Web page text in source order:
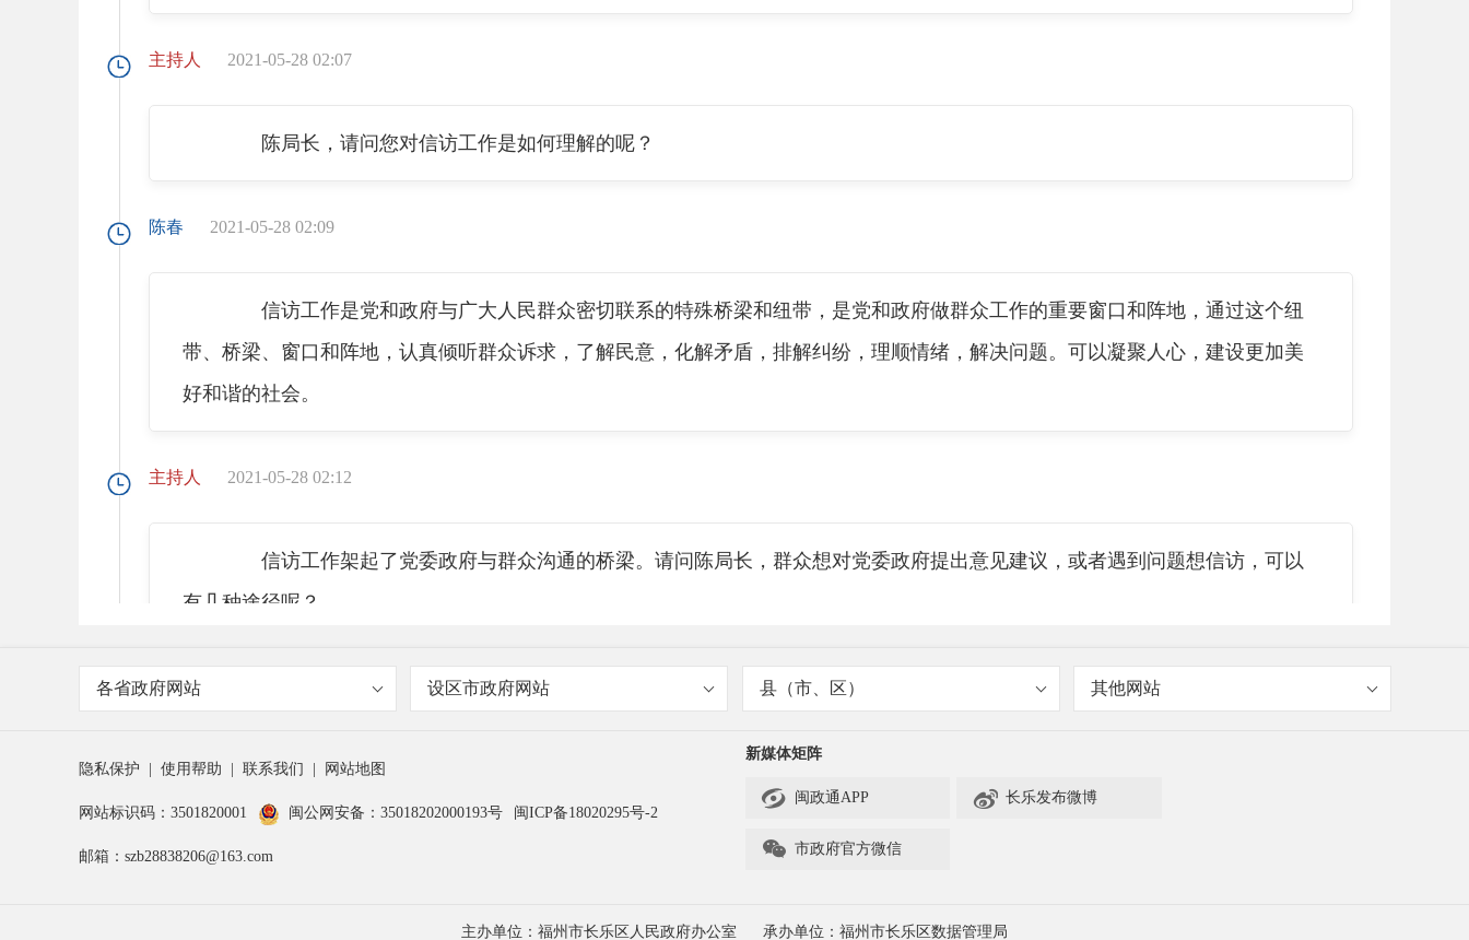
主持人 2021-05-28 02:07
陈局长，请问您对信访工作是如何理解的呢？
陈春 2021-05-28 02:09
信访工作是党和政府与广大人民群众密切联系的特殊桥梁和纽带，是党和政府做群众工作的重要窗口和阵地，通过这个纽
带、桥梁、窗口和阵地，认真倾听群众诉求，了解民意，化解矛盾，排解纠纷，理顺情绪，解决问题。可以凝聚人心，建设更加美
好和谐的社会。
主持人 2021-05-28 02:12
信访工作架起了党委政府与群众沟通的桥梁。请问陈局长，群众想对党委政府提出意见建议，或者遇到问题想信访，可以
有几种途径呢？
陈春
主要有来信、来访、传真、电子邮件以及“网上信访”等途径。
主持人 2021-05-28 02:16
各省政府网站 设区市政府网站 县（市、区） 其他网站
隐私保护 使用帮助 联系我们 网站地图
网站标识码：3501820001 闽公网安备：35018202000193号 闽ICP备18020295号-2
邮箱：szb28838206@163.com
新媒体矩阵
 闽政通APP  长乐发布微博
 市政府官方微信
主办单位：福州市长乐区人民政府办公室 承办单位：福州市长乐区数据管理局